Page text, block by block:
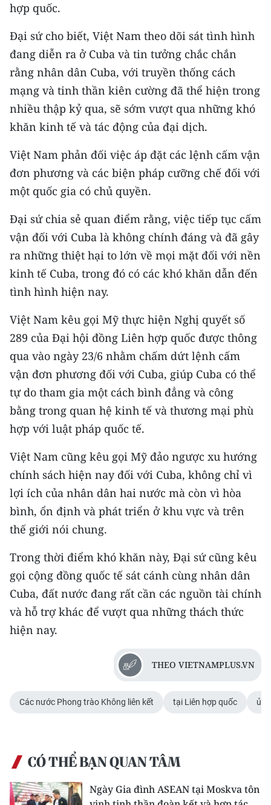
CHUYÊN ĐỀ
CÁC CHUYÊN TRANG
VỀ BÁO NHÂN DÂN
THỜI NAY
NHÂN DÂN HẰNG THÁNG
MUA BÁO
ĐỌC BÁO IN
ENGLISH
中文
FRANÇAIS
РУССКИЙ
ESPAÑOL
한국어
hợp quốc.
Đại sứ cho biết, Việt Nam theo dõi sát tình hình
đang diễn ra ở Cuba và tin tưởng chắc chắn
rằng nhân dân Cuba, với truyền thống cách
mạng và tinh thần kiên cường đã thể hiện trong
nhiều thập kỷ qua, sẽ sớm vượt qua những khó
khăn kinh tế và tác động của đại dịch.
Việt Nam phản đối việc áp đặt các lệnh cấm vận
đơn phương và các biện pháp cưỡng chế đối với
một quốc gia có chủ quyền.
Đại sứ chia sẻ quan điểm rằng, việc tiếp tục cấm
vận đối với Cuba là không chính đáng và đã gây
ra những thiệt hại to lớn về mọi mặt đối với nền
kinh tế Cuba, trong đó có các khó khăn dẫn đến
tình hình hiện nay.
Việt Nam kêu gọi Mỹ thực hiện Nghị quyết số
289 của Đại hội đồng Liên hợp quốc được thông
qua vào ngày 23/6 nhằm chấm dứt lệnh cấm
vận đơn phương đối với Cuba, giúp Cuba có thể
tự do tham gia một cách bình đẳng và công
bằng trong quan hệ kinh tế và thương mại phù
hợp với luật pháp quốc tế.
Việt Nam cũng kêu gọi Mỹ đảo ngược xu hướng
chính sách hiện nay đối với Cuba, không chỉ vì
lợi ích của nhân dân hai nước mà còn vì hòa
bình, ổn định và phát triển ở khu vực và trên
thế giới nói chung.
Trong thời điểm khó khăn này, Đại sứ cũng kêu
gọi cộng đồng quốc tế sát cánh cùng nhân dân
Cuba, đất nước đang rất cần các nguồn tài chính
và hỗ trợ khác để vượt qua những thách thức
hiện nay.
THEO VIETNAMPLUS.VN
Các nước Phong trào Không liên kết tại Liên hợp quốc
CÓ THỂ BẠN QUAN TÂM
Ngày Gia đình ASEAN tại Moskva tôn